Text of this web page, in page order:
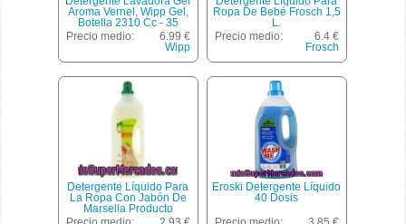
Aroma Vernel, Wipp Gel,
Botella 2310 Cc - 35
Lavados
Precio medio:
6.99 €
Wipp
Ropa De Bebé Frosch 1,5
L.
Precio medio:
6.4 €
Frosch
Detergente Líquido Para
La Ropa Con Jabón De
Marsella Producto
Económico Alcampo 40
Eroski Detergente Líquido
40 Dosis